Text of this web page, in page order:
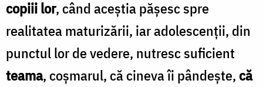
copiii lor, când aceştia păşesc spre
realitatea maturizării, iar adolescenţii, din
punctul lor de vedere, nutresc suficient
teama, coşmarul, că cineva îi pândeşte,că